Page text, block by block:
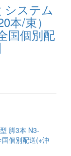
システム
本/束）
国個別配